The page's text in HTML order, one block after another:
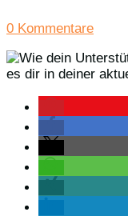
0 Kommentare